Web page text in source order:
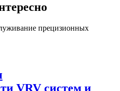
VRV систем и